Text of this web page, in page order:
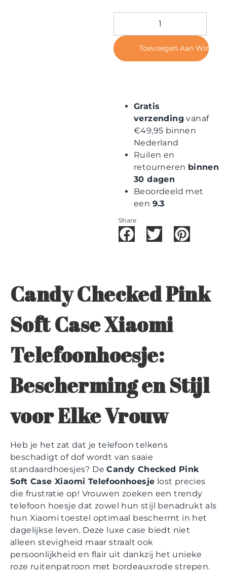
Toevoegen Aan
Gratis
verzending vanaf
€49,95 binnen
Nederland
Ruilen en
retourneren binnen
30 dagen
Beoordeeld met
een 9.3
Share
Candy Checked Pink
Soft Case Xiaomi
Telefoonhoesje:
Bescherming en Stijl
voor Elke Vrouw
Heb je het zat dat je telefoon telkens
beschadigt of dof wordt van saaie
standaardhoesjes? DeCandy Checked Pink
Soft Case Xiaomi Telefoonhoesje lost precies
die frustratie op! Vrouwen zoeken een trendy
telefoon hoesje dat zowel hun stijl benadrukt als
hun Xiaomi toestel optimaal beschermt in het
dagelijkse leven. Deze luxe case biedt niet
alleen stevigheid maar straalt ook
persoonlijkheid en flair uit dankzij het unieke
roze ruitenpatroon met bordeauxrode strepen.